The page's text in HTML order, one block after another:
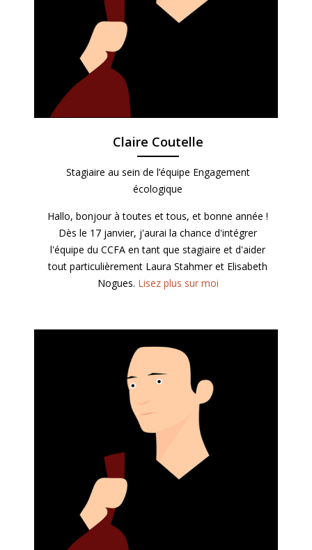
Claire Coutelle
Stagiaire au sein de l’équipe Engagement
écologique
Hallo, bonjour à toutes et tous, et bonne année !
Dès le 17 janvier, j'aurai la chance d'intégrer
l'équipe du CCFA en tant que stagiaire et d'aider
tout particulièrement Laura Stahmer et Elisabeth
Nogues. Lisez plus sur moi